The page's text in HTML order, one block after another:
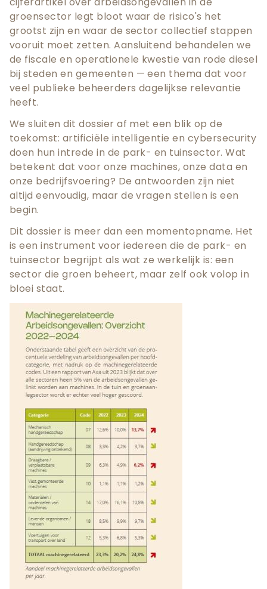
groensector legt bloot waar de risico's het
grootst zijn en waar de sector collectief stappen
vooruit moet zetten. Aansluitend behandelen we
de fiscale en operationele kwestie van rode diesel
bij steden en gemeenten — een thema dat voor
veel publieke beheerders dagelijkse relevantie
heeft.
We sluiten dit dossier af met een blik op de
toekomst: artificiële intelligentie en cybersecurity
doen hun intrede in de park- en tuinsector. Wat
betekent dat voor onze machines, onze data en
onze bedrijfsvoering? De antwoorden zijn niet
altijd eenvoudig, maar de vragen stellen is een
begin.
Dit dossier is meer dan een momentopname. Het
is een instrument voor iedereen die de park- en
tuinsector begrijpt als wat ze werkelijk is: een
sector die groen beheert, maar zelf ook volop in
bloei staat.
Teaser
afbeelding